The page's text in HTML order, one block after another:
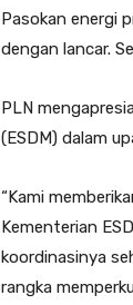
Pasokan energi
dengan lancar.
PLN
(ESDM) dalam
“Kami
Kementerian
koordinasinya
rangka